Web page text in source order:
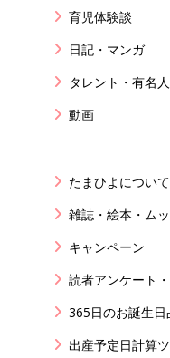
育児体験談
日記・マンガ
タレント・有名人
動画
たまひよについて
雑誌・絵本・ム
キャンペーン
読者アンケート
365日のお誕生日
出産予定日計算